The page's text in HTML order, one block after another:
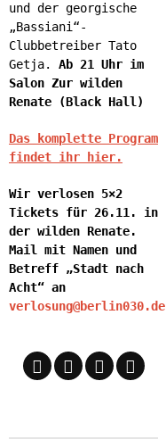
und der georgische
„Bassiani“-
Clubbetreiber Tato
Getja.
Ab 21 Uhr im
Salon Zur wilden
Renate (Black Hall)
Das komplette Program
findet ihr hier.
Wir verlosen 5×2
Tickets für 26.11. in
der wilden Renate.
Mail mit Namen und
Betreff „Stadt nach
Acht“ an
verlosung@berlin030.de